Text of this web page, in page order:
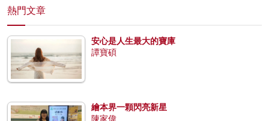
熱門文章
安心是人生最大的寶庫
譚寶碩
繪本界一顆閃亮新星
陳家偉